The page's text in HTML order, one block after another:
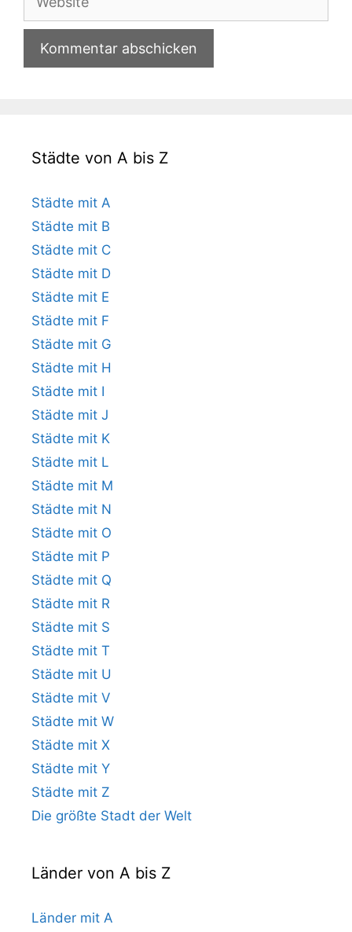
Städte von A bis Z
Städte mit A
Städte mit B
Städte mit C
Städte mit D
Städte mit E
Städte mit F
Städte mit G
Städte mit H
Städte mit I
Städte mit J
Städte mit K
Städte mit L
Städte mit M
Städte mit N
Städte mit O
Städte mit P
Städte mit Q
Städte mit R
Städte mit S
Städte mit T
Städte mit U
Städte mit V
Städte mit W
Städte mit X
Städte mit Y
Städte mit Z
Die größte Stadt der Welt
Länder von A bis Z
Länder mit A